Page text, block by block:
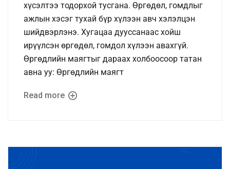
хүсэлтээ тодорхой тусгана. Өргөдөл, гомдлыг
ажлын хэсэг тухай бүр хүлээн авч хэлэлцэн
шийдвэрлэнэ. Хугацаа дууссанаас хойш
ирүүлсэн өргөдөл, гомдол хүлээн авахгүй.
Өргөдлийн маягтыг дараах холбоосоор татан
авна уу: Өргөдлийн маягт
Read more